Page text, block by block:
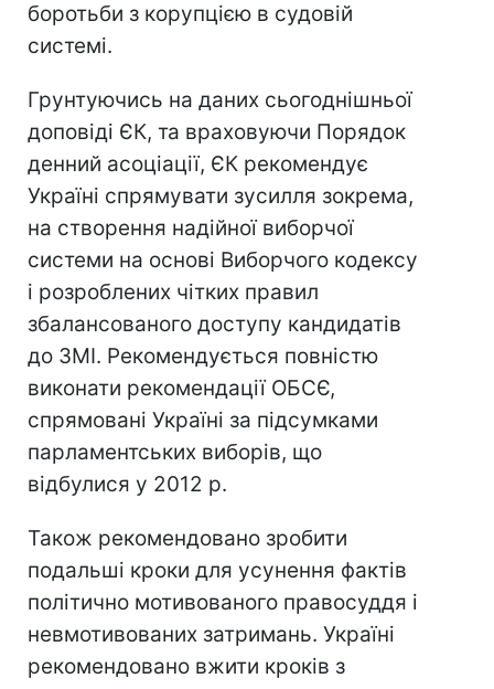
боротьби з корупцією в судовій
системі.
Грунтуючись на даних сьогоднішньої
доповіді ЄК, та враховуючи Порядок
денний асоціації, ЄК рекомендує
Україні спрямувати зусилля зокрема,
на створення надійної виборчої
системи на основі Виборчого кодексу
і розроблених чітких правил
збалансованого доступу кандидатів
до ЗМІ. Рекомендується повністю
виконати рекомендації ОБСЄ,
спрямовані Україні за підсумками
парламентських виборів, що
відбулися у 2012 р.
Також рекомендовано зробити
подальші кроки для усунення фактів
політично мотивованого правосуддя і
невмотивованих затримань. Україні
рекомендовано вжити кроків з